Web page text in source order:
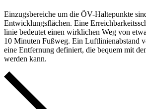
Einzugs­bereiche um die ÖV-­Haltepunkte
Ent­wicklungs­flächen. Eine
linie be­deutet einen wirk­lichen Weg von
10 Minuten Fuß­weg. Ein Luft­linien­abstand
eine Ent­fernung definiert, die bequem mit
werden kann.